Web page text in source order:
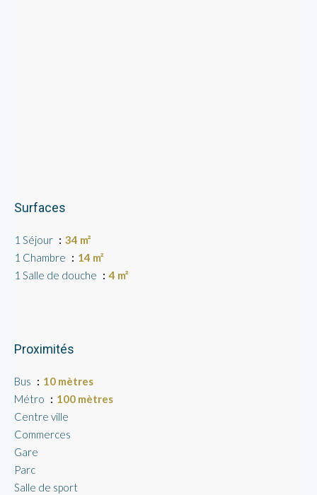
Surfaces
1 Séjour
34 m²
1 Chambre
14 m²
1 Salle de douche
4 m²
Proximités
Bus
10 mètres
Métro
100 mètres
Centre ville
Commerces
Gare
Parc
Salle de sport